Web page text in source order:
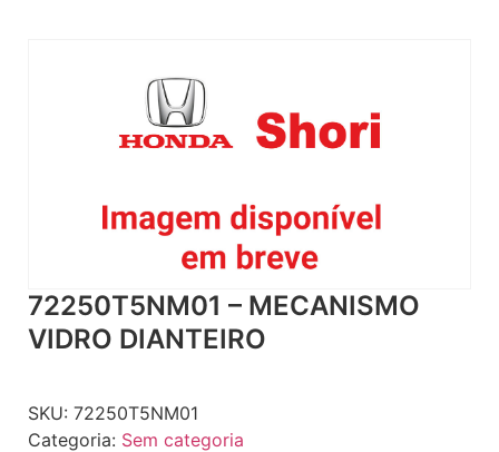
72250T5NM01 – MECANISMO
VIDRO DIANTEIRO
SKU: 72250T5NM01
Categoria: Sem categoria